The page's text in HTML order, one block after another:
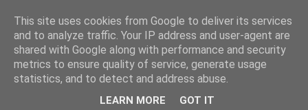
Loading...
This site uses cookies from Google to deliver its services
and to analyze traffic. Your IP address and user-agent are
shared with Google along with performance and security
metrics to ensure quality of service, generate usage
statistics, and to detect and address abuse.
LEARN MORE GOT IT